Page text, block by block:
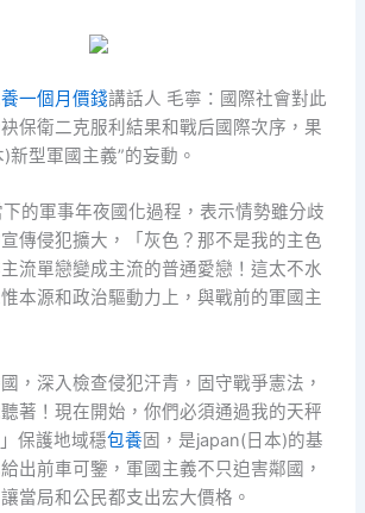
一個月價錢講話人 毛寧：國際社會對此
保衛二克服利結果和戰后國際次序，果
新型軍國主義”的妄動。
的軍事年夜國化過程，表示情勢雖分歧
傳侵犯擴大，「灰色？那不是我的主色
流單戀變成主流的普通愛戀！這太不水
本源和政治驅動力上，與戰前的軍國主
，深入檢查侵犯汗青，固守戰爭憲法，
聽著！現在開始，你們必須通過我的天秤
保護地域穩包養固，是japan(日本)的基
出前車可鑒，軍國主義不只迫害鄰國，
當局和公民都支出宏大價格。